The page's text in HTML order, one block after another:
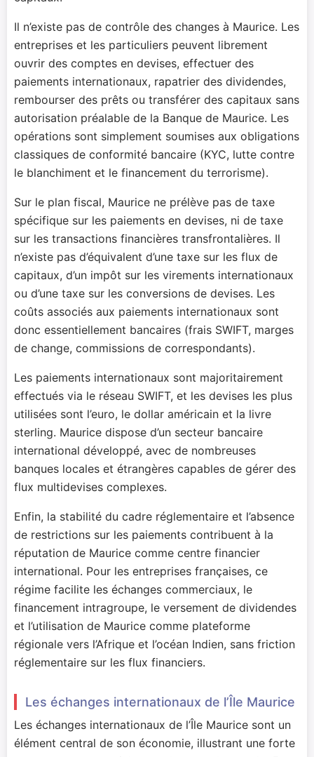
Il n’existe pas de contrôle des changes à Maurice. Les
entreprises et les particuliers peuvent librement
ouvrir des comptes en devises, effectuer des
paiements internationaux, rapatrier des dividendes,
rembourser des prêts ou transférer des capitaux sans
autorisation préalable de la Banque de Maurice. Les
opérations sont simplement soumises aux obligations
classiques de conformité bancaire (KYC, lutte contre
le blanchiment et le financement du terrorisme).
Sur le plan fiscal, Maurice ne prélève pas de taxe
spécifique sur les paiements en devises, ni de taxe
sur les transactions financières transfrontalières. Il
n’existe pas d’équivalent d’une taxe sur les flux de
capitaux, d’un impôt sur les virements internationaux
ou d’une taxe sur les conversions de devises. Les
coûts associés aux paiements internationaux sont
donc essentiellement bancaires (frais SWIFT, marges
de change, commissions de correspondants).
Les paiements internationaux sont majoritairement
effectués via le réseau SWIFT, et les devises les plus
utilisées sont l’euro, le dollar américain et la livre
sterling. Maurice dispose d’un secteur bancaire
international développé, avec de nombreuses
banques locales et étrangères capables de gérer des
flux multidevises complexes.
Enfin, la stabilité du cadre réglementaire et l’absence
de restrictions sur les paiements contribuent à la
réputation de Maurice comme centre financier
international. Pour les entreprises françaises, ce
régime facilite les échanges commerciaux, le
financement intragroupe, le versement de dividendes
et l’utilisation de Maurice comme plateforme
régionale vers l’Afrique et l’océan Indien, sans friction
réglementaire sur les flux financiers.
Les échanges internationaux de l’Île Maurice
Les échanges internationaux de l’Île Maurice sont un
élément central de son économie, illustrant une forte